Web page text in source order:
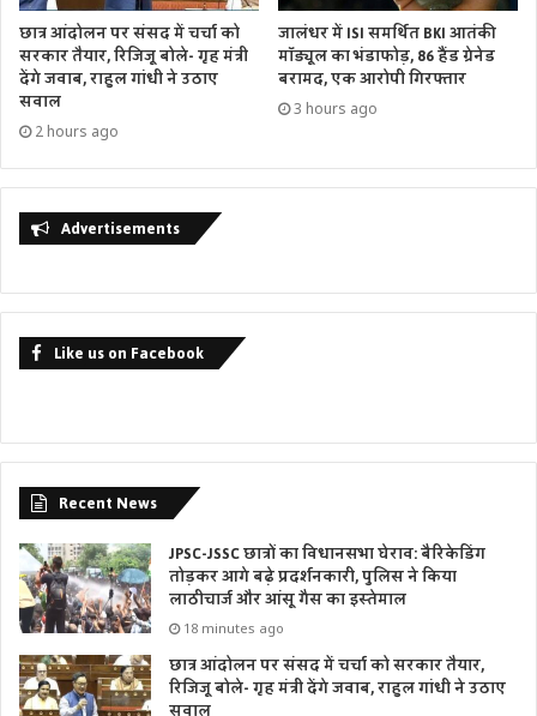
छात्र आंदोलन पर संसद में चर्चा को
सरकार तैयार, रिजिजू बोले- गृह मंत्री
देंगे जवाब, राहुल गांधी ने उठाए
सवाल
2 hours ago
जालंधर में ISI समर्थित BKI आतंकी
मॉड्यूल का भंडाफोड़, 86 हैंड ग्रेनेड
बरामद, एक आरोपी गिरफ्तार
3 hours ago
Advertisements
Like us on Facebook
Recent News
JPSC-JSSC छात्रों का विधानसभा घेराव: बैरिकेडिंग
तोड़कर आगे बढ़े प्रदर्शनकारी, पुलिस ने किया
लाठीचार्ज और आंसू गैस का इस्तेमाल
18 minutes ago
छात्र आंदोलन पर संसद में चर्चा को सरकार तैयार,
रिजिजू बोले- गृह मंत्री देंगे जवाब, राहुल गांधी ने उठाए